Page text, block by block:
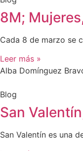
8M;
Cada 8 de marzo se
Leer más »
Alba Domínguez
Blog
San
San Valentín es una